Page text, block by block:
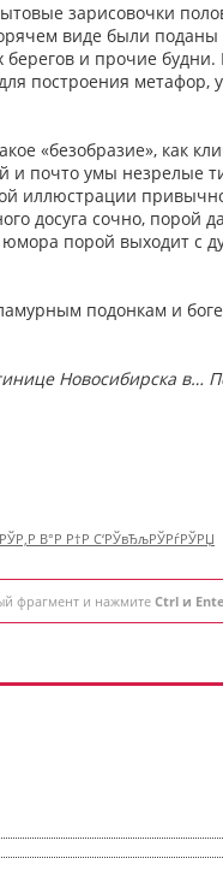
зарисовочки
виде были поданы
и прочие
построения метафор,
«безобразие», как
почто умы незрелые
иллюстрации
досуга сочно, порой
порой выходит с
подонкам и
Новосибирска в…
В°Р Р†Р С‘РЎвЂљРЎРѓРЎРЏ
фрагмент и нажмите Ctrl и